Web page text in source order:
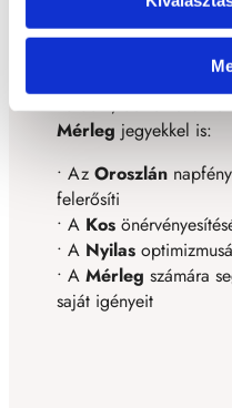
Melyik
napkő?
A napkő
kötődik, de remekül
Mérleg jegyekkel is:
• AzOroszlán
felerősíti
• A Kos
• A Nyilas
• AMérleg számára
saját igényeit